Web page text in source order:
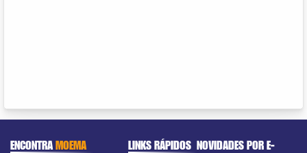
ENCONTRAMOEMA LINKS RÁPIDOS NOVIDADES POR E-